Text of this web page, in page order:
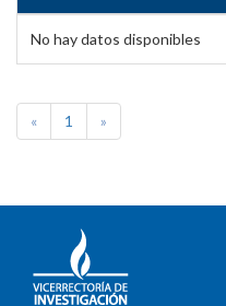
No hay datos disponibles
« 1 »